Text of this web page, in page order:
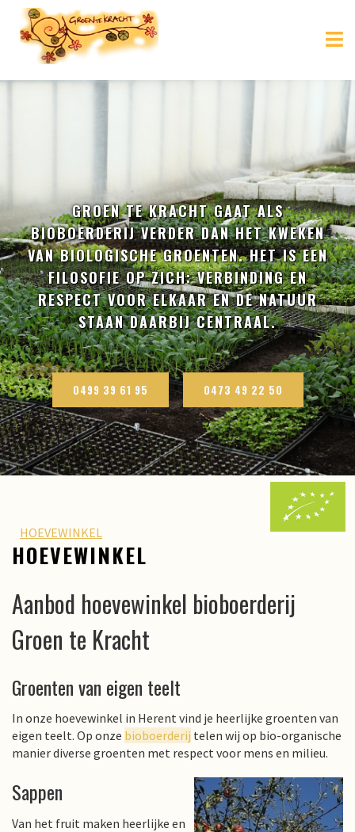
GROEN TE KRACHT GAAT ALS
BIOBOERDERIJ VERDER DAN HET KWEKEN
VAN BIOLOGISCHE GROENTEN. HET IS EEN
FILOSOFIE OP ZICH: VERBINDING EN
RESPECT VOOR ELKAAR EN DE NATUUR
STAAN DAARBIJ CENTRAAL.
0499 39 61 95 0473 49 22 50
HOEVEWINKEL
HOEVEWINKEL
Aanbod hoevewinkel bioboerderij
Groen te Kracht
Groenten van eigen teelt
In onze hoevewinkel in Herent vind je heerlijke groenten van
eigen teelt. Op onze bioboerderij telen wij op bio-organische
manier diverse groenten met respect voor mens en milieu.
Sappen
Van het fruit maken heerlijke en